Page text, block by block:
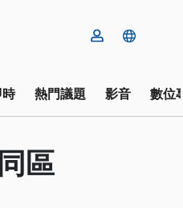
時 熱門議題 影音 數位
區